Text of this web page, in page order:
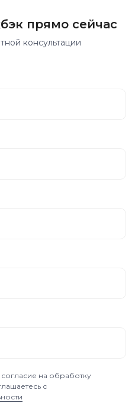
прямо сейчас
консультации
на обработку
с